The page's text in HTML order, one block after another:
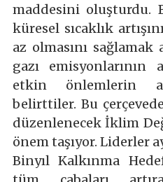
maddesini oluşturdu.
küresel sıcaklık
az olmasını sağlamak
gazı emisyonlarının
etkin önlemlerin
belirttiler. Bu
düzenlenecek İklim
önem taşıyor. Liderler
Binyıl Kalkınma